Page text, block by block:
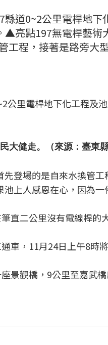
道0~2公里電桿地
亮點197無電桿藝
工程，接著是路旁
公里電桿地下化工程及
大健走。（來源：臺東縣
登場的是自來水換管
上人感恩在心，因為
直二公里沒有電線桿
車，11月24日上午8時
景觀橋，9公里至嘉武